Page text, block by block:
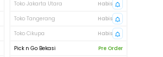
Toko Jakarta Utara
Habis
Toko Tangerang
Habis
Toko Cikupa
Habis
Pick n Go Bekasi
Pre Order